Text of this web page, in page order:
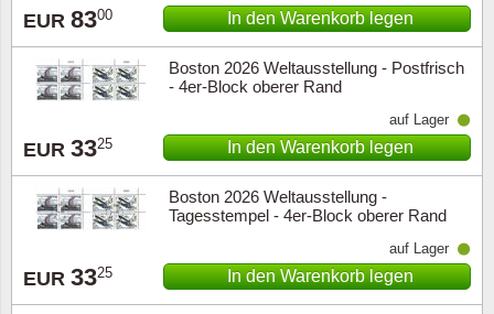
EUR 8300 In den Warenkorb legen
Boston 2026 Weltausstellung - Postfrisch
- 4er-Block oberer Rand
EUR 3325
auf Lager
In den Warenkorb legen
Boston 2026 Weltausstellung -
Tagesstempel - 4er-Block oberer Rand
EUR 3325
auf Lager
In den Warenkorb legen